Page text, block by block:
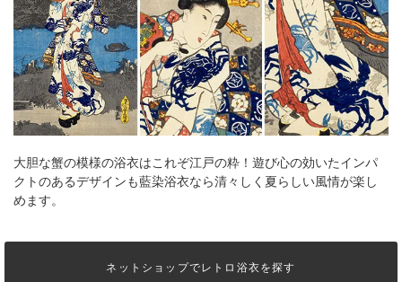
大胆な蟹の模様の浴衣はこれぞ江戸の粋！遊び心の効いたインパ
クトのあるデザインも藍染浴衣なら清々しく夏らしい風情が楽し
めます。
ネットショップでレトロ浴衣を探す